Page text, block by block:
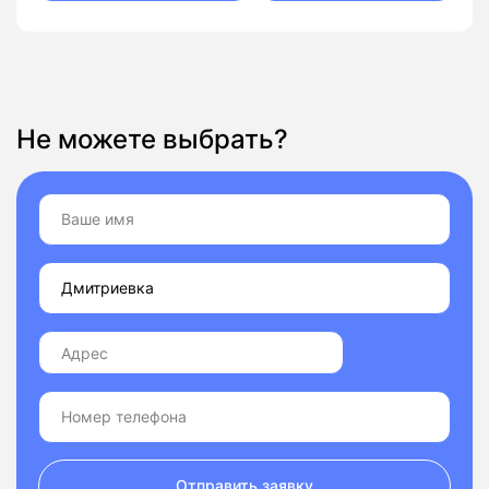
Не можете выбрать?
Отправить заявку